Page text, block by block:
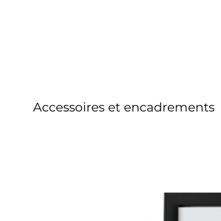
Accessoires et encadrements